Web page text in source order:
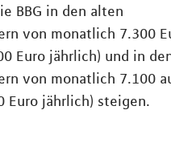
BBG in den alten
von monatlich 7.300
Euro jährlich) und in
von monatlich 7.100
Euro jährlich) steigen.